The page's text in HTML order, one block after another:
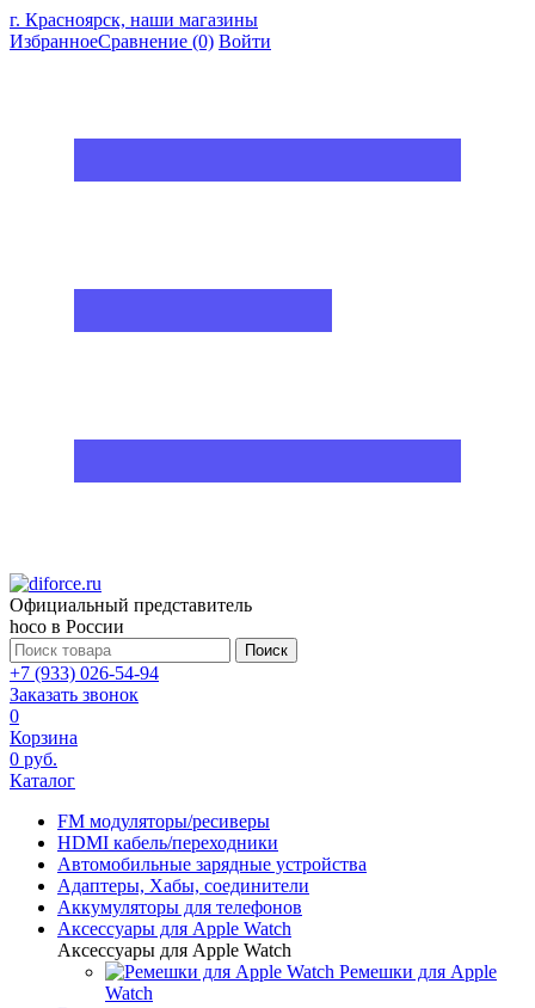
г. Красноярск, наши магазины
ИзбранноеСравнение (0) Войти
Официальный представитель
hoco в России
Поиск
+7 (933) 026-54-94
Заказать звонок
0
Корзина
0 руб.
Каталог
FM модуляторы/ресиверы
HDMI кабель/переходники
Автомобильные зарядные устройства
Адаптеры, Хабы, соединители
Аккумуляторы для телефонов
Аксессуары для Apple Watch
Аксессуары для Apple Watch
Ремешки для Apple
Watch